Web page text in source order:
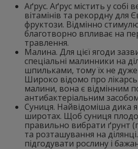
Аґрус. Аґрус містить у собі
вітамінів та рекордну для
фруктози. Відмінно
благотворно впливає на
травлення.
Малина. Для цієї ягоди
спеціальні малинники на
шпильками, тому їх не
Широко відомо про
малини, вона є відмінним
антибактеріальним
Суниця. Найвідоміша дика
широтах. Щоб суниця
правильно вибрати ґрунт
та розташування на
підгодувати рослину і